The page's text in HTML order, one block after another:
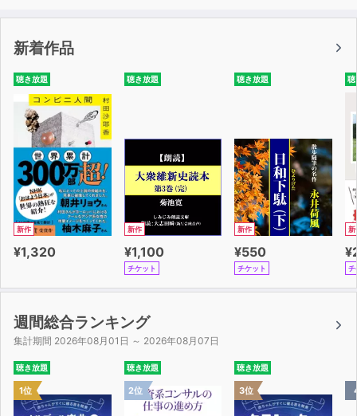
新着作品
聴き放題
新作
¥1,320
聴き放題
新作
¥1,100
チケット
聴き放題
新作
¥550
チケット
聴
新
チ
週間総合ランキング
集計期間 2026年08月01日 ～ 2026年08月07日
聴き放題
1位
聴き放題
2位
聴き放題
3位